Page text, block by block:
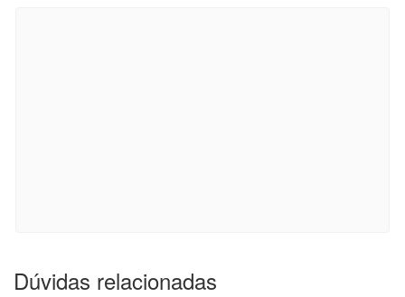
Dúvidas relacionadas